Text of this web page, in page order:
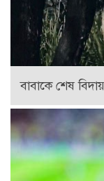
বাবাকে শেষ